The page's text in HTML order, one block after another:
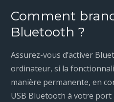
Comment
Bluetooth ?
Assurez-vous d’activer
ordinateur, si la
manière permanente, en
USB Bluetooth à votre port